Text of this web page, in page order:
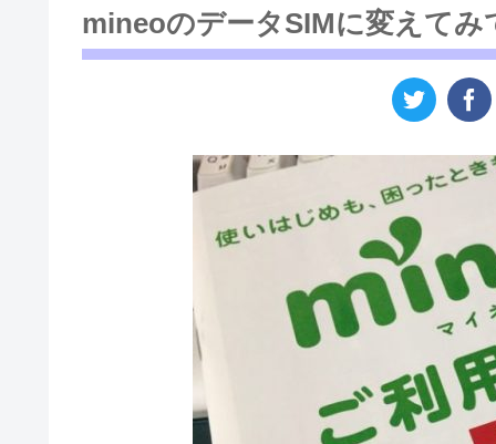
mineoのデータSIMに変えてみ